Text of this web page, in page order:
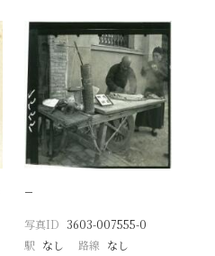
−
写真ID 3603-007555-0
駅 なし 路線 なし